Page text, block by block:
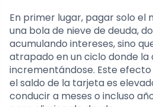
En primer lugar, pagar solo el
una bola de nieve de deuda,
acumulando intereses, sino
atrapado en un ciclo donde la
incrementándose. Este
el saldo de la tarjeta es
conducir a meses o incluso